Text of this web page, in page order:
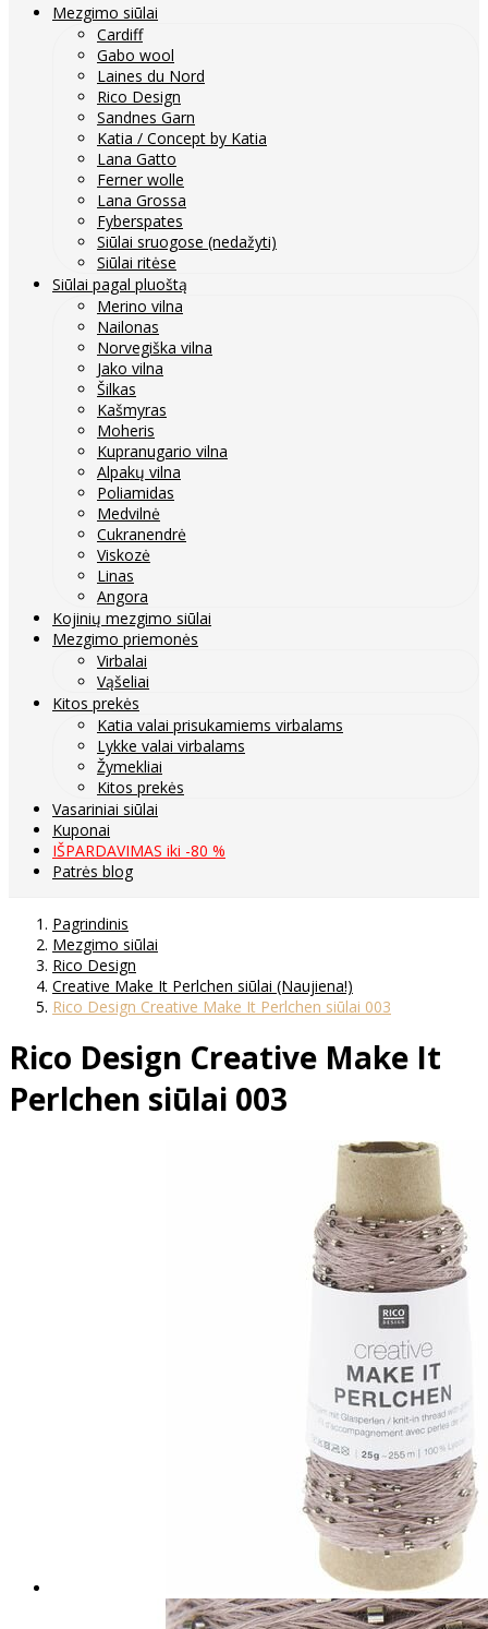
Mezgimo siūlai
Cardiff
Gabo wool
Laines du Nord
Rico Design
Sandnes Garn
Katia / Concept by Katia
Lana Gatto
Ferner wolle
Lana Grossa
Fyberspates
Siūlai sruogose (nedažyti)
Siūlai ritėse
Siūlai pagal pluoštą
Merino vilna
Nailonas
Norvegiška vilna
Jako vilna
Šilkas
Kašmyras
Moheris
Kupranugario vilna
Alpakų vilna
Poliamidas
Medvilnė
Cukranendrė
Viskozė
Linas
Angora
Kojinių mezgimo siūlai
Mezgimo priemonės
Virbalai
Vąšeliai
Kitos prekės
Katia valai prisukamiems virbalams
Lykke valai virbalams
Žymekliai
Kitos prekės
Vasariniai siūlai
Kuponai
IŠPARDAVIMAS iki -80 %
Patrės blog
Pagrindinis
Mezgimo siūlai
Rico Design
Creative Make It Perlchen siūlai (Naujiena!)
Rico Design Creative Make It Perlchen siūlai 003
Rico Design Creative Make It
Perlchen siūlai 003